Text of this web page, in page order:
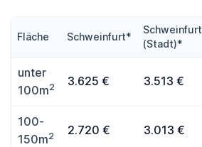
Fläche Schweinfurt*
Schweinfurt
(Stadt)*
unter
100m2 3.625 € 3.513 €
100-
150m2 2.720 € 3.013 €